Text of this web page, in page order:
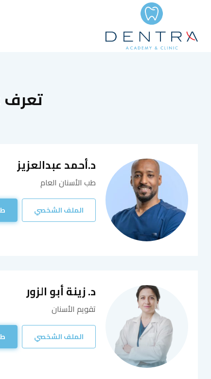
تعرف
د.أحمد عبدالعزيز
طب الأسنان العام
الملف الشخصي
د. زينة أبو الزور
تقويم الأسنان
الملف الشخصي